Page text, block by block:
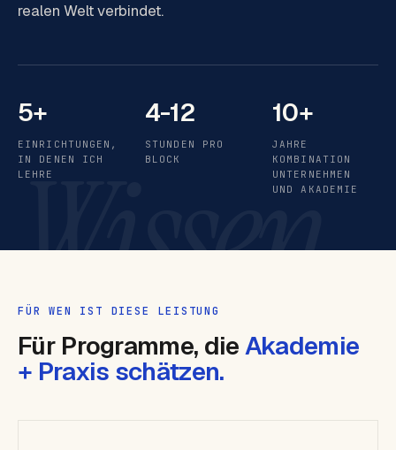
Wissen
realen Welt verbindet.
5+
EINRICHTUNGEN,
IN DENEN ICH
LEHRE
4-12
STUNDEN PRO
BLOCK
10+
JAHRE
KOMBINATION
UNTERNEHMEN
UND AKADEMIE
FÜR WEN IST DIESE LEISTUNG
Für Programme, dieAkademie
+ Praxis schätzen.